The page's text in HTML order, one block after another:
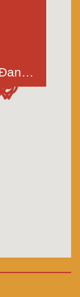
Bán nhà hẻm Trần Văn Đang quận 3, thông ra Hoàng Sa. Dt 51m2, 2 lầu